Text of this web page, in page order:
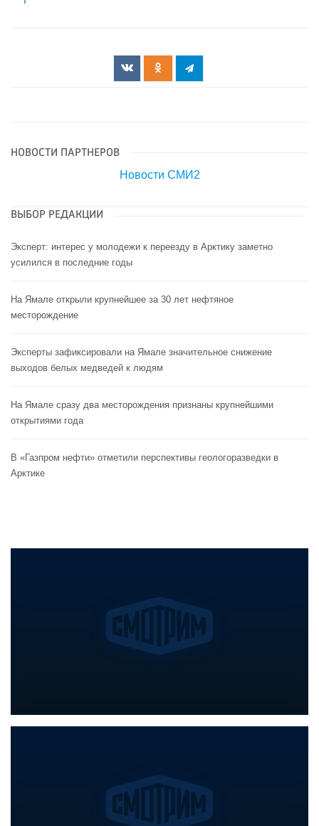
НОВОСТИ ПАРТНЕРОВ
Новости СМИ2
ВЫБОР РЕДАКЦИИ
Эксперт: интерес у молодежи к переезду в Арктику заметно
усилился в последние годы
На Ямале открыли крупнейшее за 30 лет нефтяное
месторождение
Эксперты зафиксировали на Ямале значительное снижение
выходов белых медведей к людям
На Ямале сразу два месторождения признаны крупнейшими
открытиями года
В «Газпром нефти» отметили перспективы геологоразведки в
Арктике